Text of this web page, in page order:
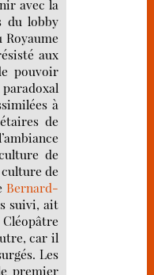
avec la
du lobby
aux
pouvoir
à
de
de
de
Bernard-
suivi, ait
car il
Les
premier